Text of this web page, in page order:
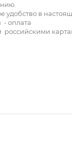
удобство в
- оплата
российскими